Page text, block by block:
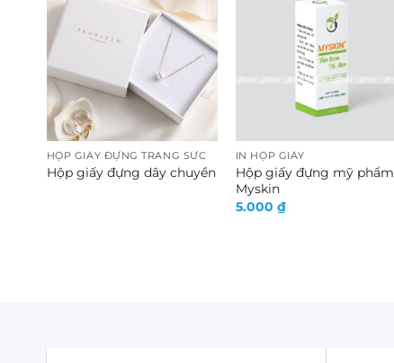
HỘP GIẤY ĐỰNG TRANG SỨC
Hộp giấy đựng dây chuyền
IN HỘP GIẤY
Hộp giấy đựng mỹ phẩm
Myskin
5.000 ₫